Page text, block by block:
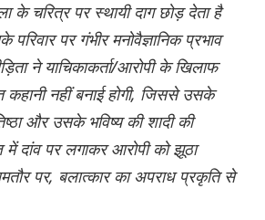
के चरित्र पर स्थायी दाग छोड़ देता है
पर गंभीर मनोवैज्ञानिक प्रभाव
ने याचिकाकर्ता/आरोपी के खिलाफ
कहानी नहीं बनाई होगी, जिससे उसके
और उसके भविष्य की शादी की
दांव पर लगाकर आरोपी को झूठा
पर, बलात्कार का अपराध प्रकृति से